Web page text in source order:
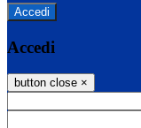
Accedi
Accedi
button close ×